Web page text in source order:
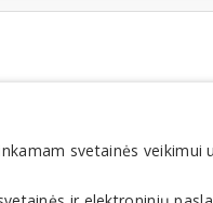
© INFOMINTA, UAB. Visos
svetainės